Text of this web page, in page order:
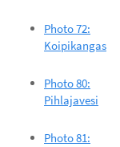
Photo 72:
Koipikangas
Photo 80:
Pihlajavesi
Photo 81: